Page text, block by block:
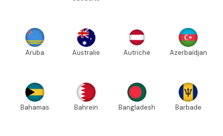
Aruba Australie Autriche Azerbaïdjan
Bahamas Bahreïn Bangladesh Barbade